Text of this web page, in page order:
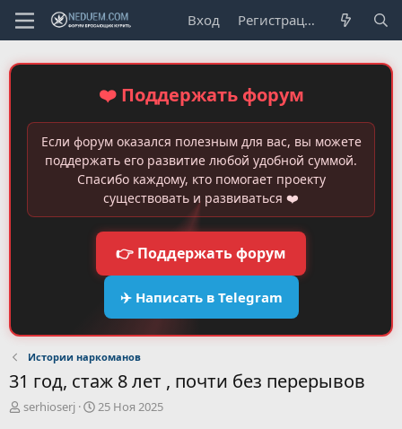
Вход Регистрация
❤️ Поддержать форум
Если форум оказался полезным для вас, вы можете
поддержать его развитие любой удобной суммой.
Спасибо каждому, кто помогает проекту
существовать и развиваться ❤️
👉 Поддержать форум
✈️ Написать в Telegram
Истории наркоманов
31 год, стаж 8 лет , почти без перерывов
А
serhioserj
Д
25 Ноя 2025